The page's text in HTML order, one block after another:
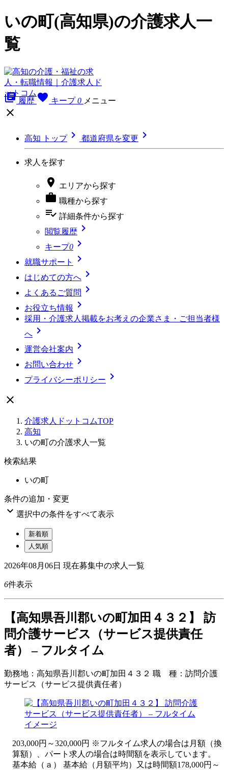
いの町(高知県)の介護求人一
覧
library_books 履歴 favorite キープ 0 メニュー

高知 トップ 都道府県を変更 
求人を探す
 エリアから探す
 職種から探す
playlist_add_check 詳細条件から探す
閲覧履歴 
キープ0 
就職サポート 
はじめての方へ 
よくあるご質問 
お役立ち情報 
採用・介護求人掲載をお考えの企業さま・ご担当者様
へ 
運営会社案内 
お問い合わせ 
プライバシーポリシー 

介護求人ドットコムTOP
高知
いの町の介護求人一覧
検索結果
いの町
条件の追加・変更
 選択中の条件をすべて表示
新着順
人気順
2026年08月06日 現在募集中の求人一覧
6件表示
【高知県吾川郡いの町加田４３２】 訪
問介護サービス（サービス提供責任
者） – フルタイム
勤務地： 高知県吾川郡いの町加田４３２ 職 種： 訪問介護
サービス（サービス提供責任者）
203,000円～320,000円 ※フルタイム求人の場合は月額（換
算額）、パート求人の場合は時間額を表示しています。
基本給（ａ） 基本給（月額平均）又は時間額178,000円～